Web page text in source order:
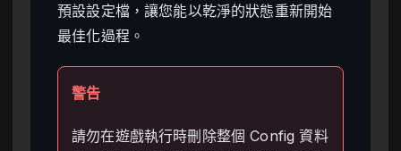
預設設定檔，讓您能以乾淨的狀態重新開始
最佳化過程。
警告
請勿在遊戲執行時刪除整個 Config 資料